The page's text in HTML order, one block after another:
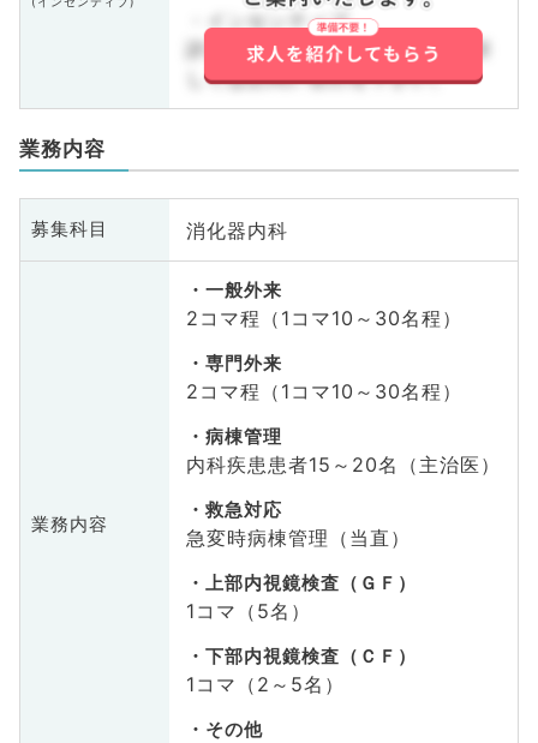
・インセンティブ
詳しくはお問い合わせ下さい。詳
しくはお問い合わせ下さい。
業務内容
募集科目 消化器内科
業務内容
一般外来
2コマ程（1コマ10～30名程）
専門外来
2コマ程（1コマ10～30名程）
病棟管理
内科疾患患者15～20名（主治医）
救急対応
急変時病棟管理（当直）
上部内視鏡検査（ＧＦ）
1コマ（5名）
下部内視鏡検査（ＣＦ）
1コマ（2～5名）
その他